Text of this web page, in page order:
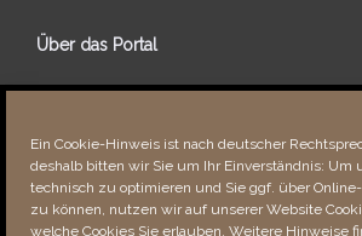
Ein Cookie-Hinweis ist nach deutscher
deshalb bitten wir Sie um Ihr Einverständnis: Um
technisch zu optimieren und Sie ggf. über
zu können, nutzen wir auf unserer Website
welche Cookies Sie erlauben. Weitere Hinweise
Über das Portal
Über dieses Portal
Fehler bemerkt?